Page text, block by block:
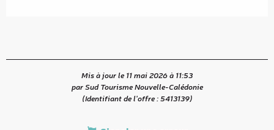
Mis à jour le 11 mai 2026 à 11:53
par Sud Tourisme Nouvelle-Calédonie
(Identifiant de l'offre :5413139)